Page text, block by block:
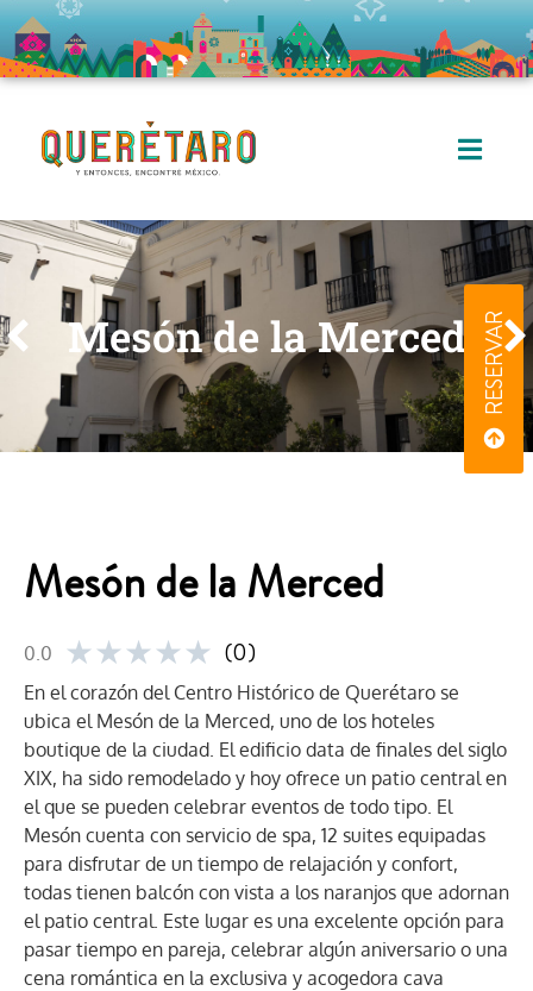
Mesón de la Merced
Mesón de la Merced
Mesón de la Merced
Mesón de la Merced
0.0 ★★★★★ (0)
En el corazón del Centro Histórico de Querétaro se
ubica el Mesón de la Merced, uno de los hoteles
boutique de la ciudad. El edificio data de finales del siglo
XIX, ha sido remodelado y hoy ofrece un patio central en
el que se pueden celebrar eventos de todo tipo. El
Mesón cuenta con servicio de spa, 12 suites equipadas
para disfrutar de un tiempo de relajación y confort,
todas tienen balcón con vista a los naranjos que adornan
el patio central. Este lugar es una excelente opción para
pasar tiempo en pareja, celebrar algún aniversario o una
cena romántica en la exclusiva y acogedora cava
RESERVAR